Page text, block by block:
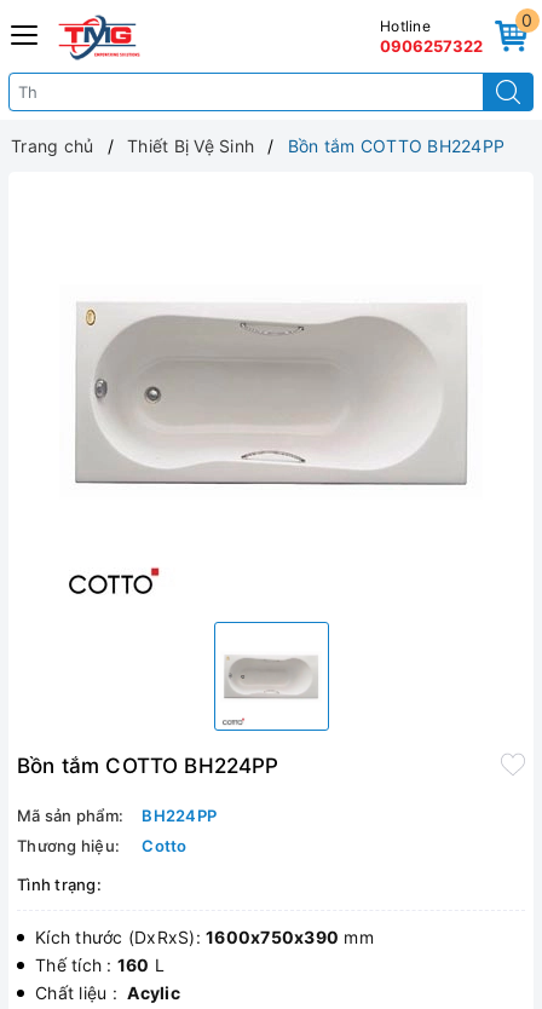
0
Hotline
0906257322
Trang chủ Thiết Bị Vệ Sinh Bồn tắm COTTO BH224PP
Bồn tắm COTTO BH224PP
Mã sản phẩm:
BH224PP
Thương hiệu:
Cotto
Tình trạng:
Kích thước (DxRxS): 1600x750x390 mm
Thế tích : 160 L
Chất liệu :Acylic